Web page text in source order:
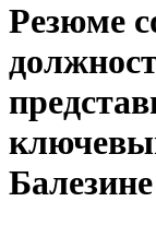
Резюме
Балезине